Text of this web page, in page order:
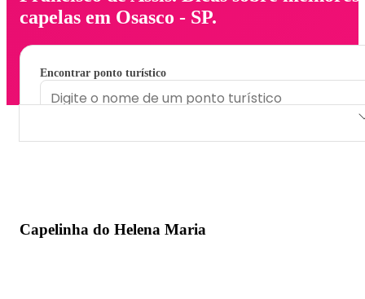
capelas em Osasco - SP.
Encontrar ponto turístico
Capelinha do Helena Maria